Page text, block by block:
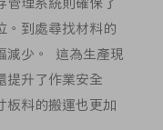
管理系統則確保了
。到處尋找材料的
減少。 這為生產現
提升了作業安全
板料的搬運也更加